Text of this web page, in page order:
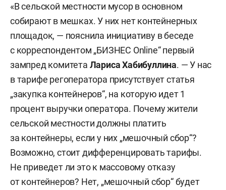
«В сельской местности мусор в основном
собирают в мешках. У них нет контейнерных
площадок, — пояснила инициативу в беседе
с корреспондентом „БИЗНЕС Online“ первый
зампред комитета Лариса Хабибуллина. — У нас
в тарифе регоператора присутствует статья
„закупка контейнеров“, на которую идет 1
процент выручки оператора. Почему жители
сельской местности должны платить
за контейнеры, если у них „мешочный сбор“?
Возможно, стоит дифференцировать тарифы.
Не приведет ли это к массовому отказу
от контейнеров? Нет, „мешочный сбор“ будет